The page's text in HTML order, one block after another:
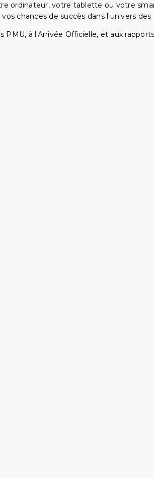
ordinateur, votre tablette ou votre
chances de succès dans l'univers des
à l'Arrivée Officielle, et aux